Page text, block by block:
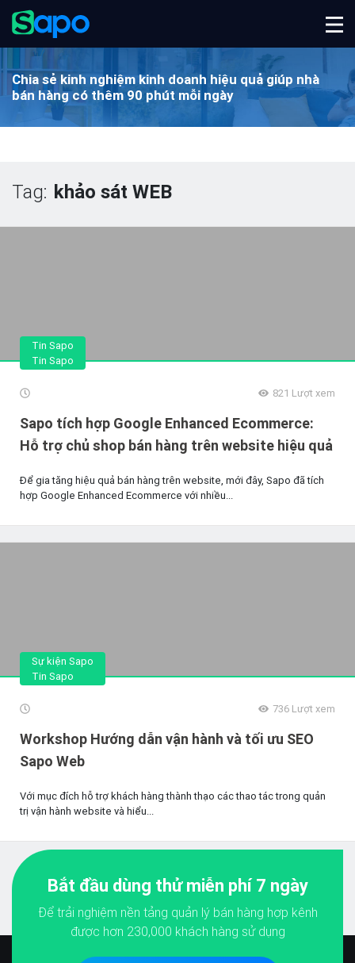
Chia sẻ kinh nghiệm kinh doanh hiệu quảgiúp nhà
bán hàng có thêm 90 phút mỗi ngày
Tag: khảo sát WEB
Tin Sapo
Tin Sapo
821 Lượt xem
Sapo tích hợp Google Enhanced Ecommerce:
Hỗ trợ chủ shop bán hàng trên website hiệu quả
Để gia tăng hiệu quả bán hàng trên website, mới đây, Sapo đã tích
hợp Google Enhanced Ecommerce với nhiều...
Sự kiện Sapo
Tin Sapo
736 Lượt xem
Workshop Hướng dẫn vận hành và tối ưu SEO
Sapo Web
Với mục đích hỗ trợ khách hàng thành thạo các thao tác trong quản
trị vận hành website và hiểu...
Bắt đầu dùng thử miễn phí 7 ngày
Để trải nghiệm nền tảng quản lý bán hàng hợp kênh
được hơn 230,000 khách hàng sử dụng